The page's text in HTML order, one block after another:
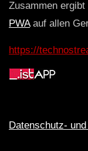
Zusammen
PWAauf allen
https://
Datenschutz-